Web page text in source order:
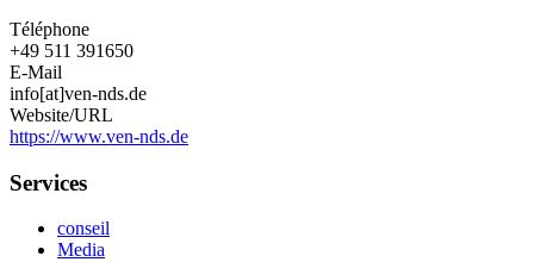
Téléphone
+49 511 391650
E-Mail
info[at]ven-nds.de
Website/URL
https://www.ven-nds.de
Services
conseil
Media